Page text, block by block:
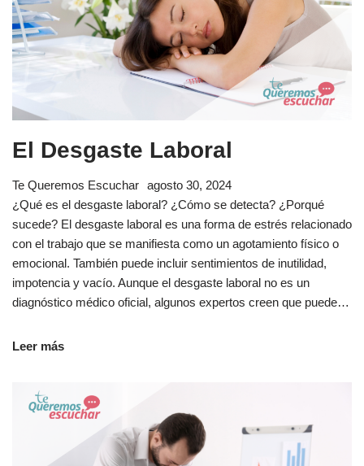
El Desgaste Laboral
Te Queremos Escuchar agosto 30, 2024
¿Qué es el desgaste laboral? ¿Cómo se detecta? ¿Porqué
sucede? El desgaste laboral es una forma de estrés relacionado
con el trabajo que se manifiesta como un agotamiento físico o
emocional. También puede incluir sentimientos de inutilidad,
impotencia y vacío. Aunque el desgaste laboral no es un
diagnóstico médico oficial, algunos expertos creen que puede…
Leer más